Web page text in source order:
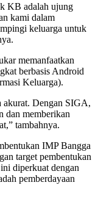
KB adalah ujung
kami dalam
keluarga untuk
memanfaatkan
berbasis Android
Keluarga).
akurat. Dengan SIGA,
dan memberikan
tambahnya.
IMP Bangga
target pembentukan
diperkuat dengan
pemberdayaan